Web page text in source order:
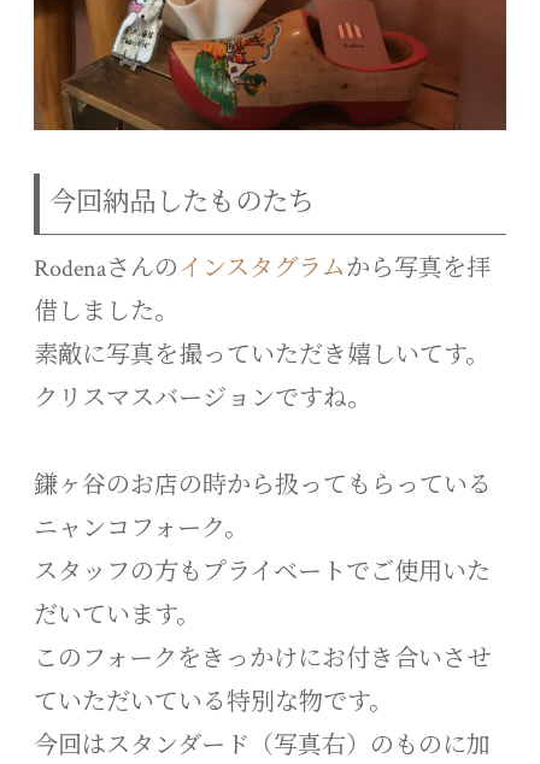
今回納品したものたち
Rodenaさんのインスタグラムから写真を拝
借しました。
素敵に写真を撮っていただき嬉しいてす。
クリスマスバージョンですね。
鎌ヶ谷のお店の時から扱ってもらっている
ニャンコフォーク。
スタッフの方もプライベートでご使用いた
だいています。
このフォークをきっかけにお付き合いさせ
ていただいている特別な物です。
今回はスタンダード（写真右）のものに加